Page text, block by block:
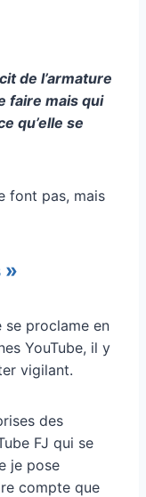
de l’armature
faire mais qui
qu’elle se
font pas, mais
»
se proclame en
YouTube, il y
vigilant.
des
FJ qui se
je pose
compte que